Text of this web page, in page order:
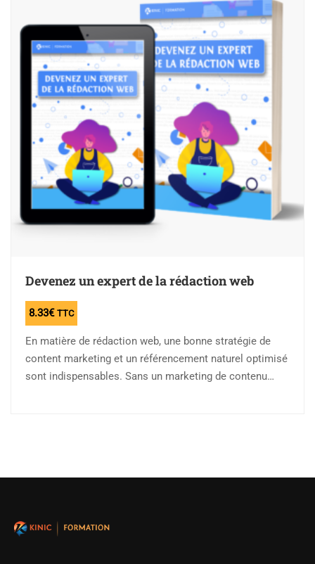
Devenez un expert de la rédaction web
8.33€ TTC
En matière de rédaction web, une bonne stratégie de
content marketing et un référencement naturel optimisé
sont indispensables. Sans un marketing de contenu